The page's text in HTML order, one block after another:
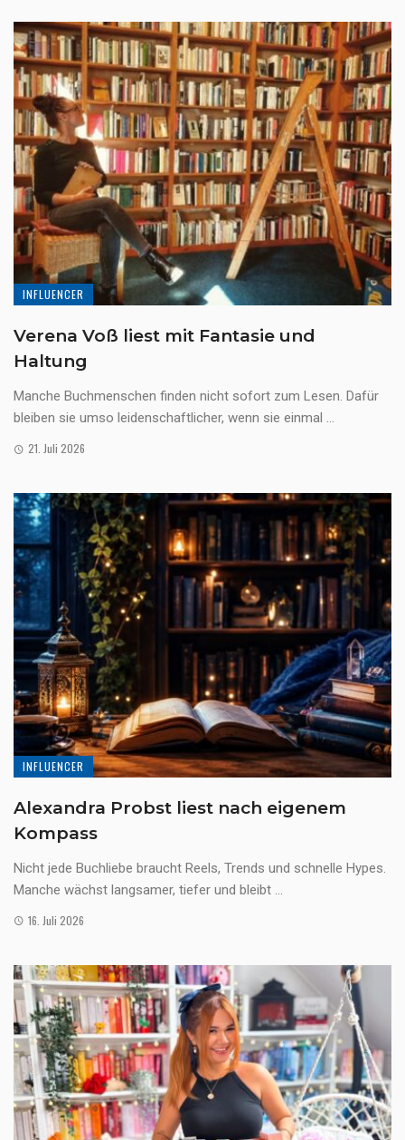
INFLUENCER
Verena Voß liest mit Fantasie und
Haltung
Manche Buchmenschen finden nicht sofort zum Lesen. Dafür
bleiben sie umso leidenschaftlicher, wenn sie einmal ...
21. Juli 2026
INFLUENCER
Alexandra Probst liest nach eigenem
Kompass
Nicht jede Buchliebe braucht Reels, Trends und schnelle Hypes.
Manche wächst langsamer, tiefer und bleibt ...
16. Juli 2026